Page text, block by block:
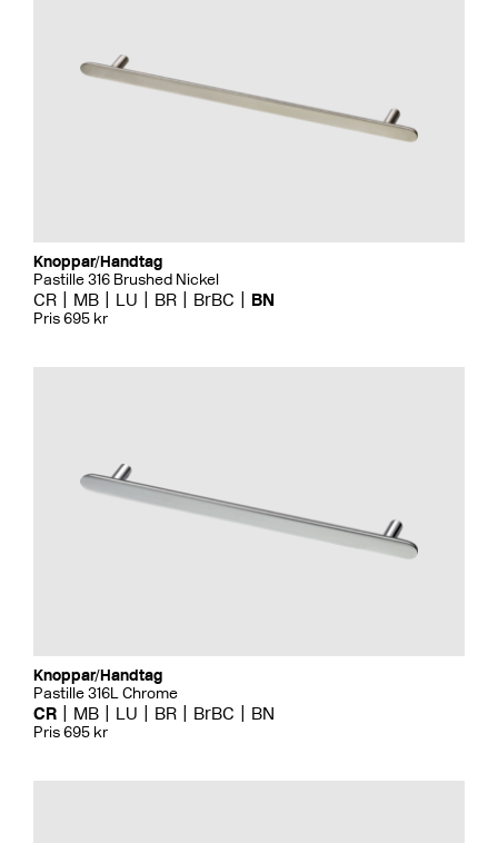
Knoppar/Handtag
Pastille 316 Brushed Nickel
CR MB LU BR BrBC BN
Pris 695 kr
Knoppar/Handtag
Pastille 316L Chrome
CR MB LU BR BrBC BN
Pris 695 kr